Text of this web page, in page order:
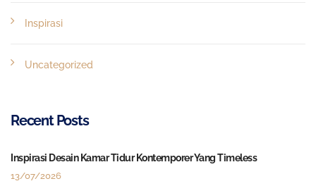
Inspirasi
Uncategorized
Recent Posts
Inspirasi Desain Kamar Tidur Kontemporer Yang Timeless
13/07/2026